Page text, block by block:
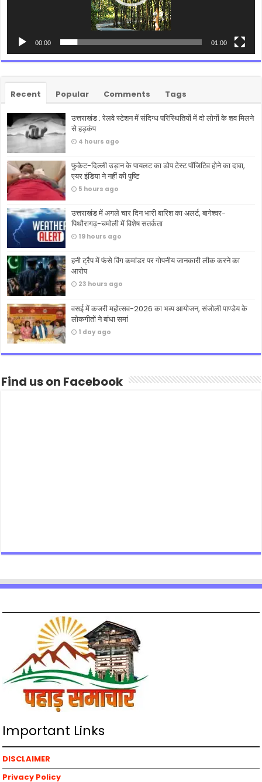
00:00 01:00
Recent Popular Comments Tags
उत्तराखंड : रेलवे स्टेशन में संदिग्ध परिस्थितियों में दो लोगों के शव मिलने
से हड़कंप
4 hours ago
फुकेट-दिल्ली उड़ान के पायलट का डोप टेस्ट पॉजिटिव होने का दावा,
एयर इंडिया ने नहीं की पुष्टि
5 hours ago
उत्तराखंड में अगले चार दिन भारी बारिश का अलर्ट, बागेश्वर-
पिथौरागढ़-चमोली में विशेष सतर्कता
19 hours ago
हनी ट्रैप में फंसे विंग कमांडर पर गोपनीय जानकारी लीक करने का
आरोप
23 hours ago
वसई में कजरी महोत्सव-2026 का भव्य आयोजन, संजोली पाण्डेय के
लोकगीतों ने बांधा समां
1 day ago
Find us on Facebook
Important Links
DISCLAIMER
Privacy Policy